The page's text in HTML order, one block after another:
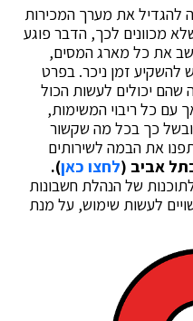
להגדיל את מערך המכירות
מכוונים לכך, הדבר פוגע
את כל מארג המסים,
להשקיע זמן ניכר. בפרט
יכולים לעשות הכול
עם כל ריבוי המשימות,
כך בכל מה שקשור
את הבמה לשירותים
אביב (לחצו כאן).
של הנהלת חשבונות
לעשות שימוש, על מנת